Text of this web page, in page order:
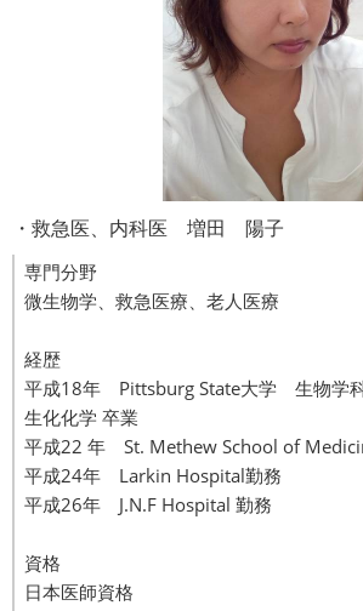
・救急医、内科医 増田 陽子
専門分野
微生物学、救急医療、老人医療
経歴
平成18年 Pittsburg State大学 生物学
生化化学 卒業
平成22 年 St. Methew School of
平成24年 Larkin Hospital勤務
平成26年 J.N.F Hospital 勤務
資格
日本医師資格